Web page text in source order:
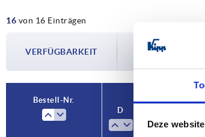
Deze
M8
M12
14
21
16 von 16 Einträgen
VERFÜGBARKEIT
Die
Im finalen Schritt
Bestell-Nr.
D